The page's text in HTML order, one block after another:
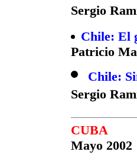
Sergio
Chile: El
Patricio
Chile:
Sergio
CUBA
Mayo 2002